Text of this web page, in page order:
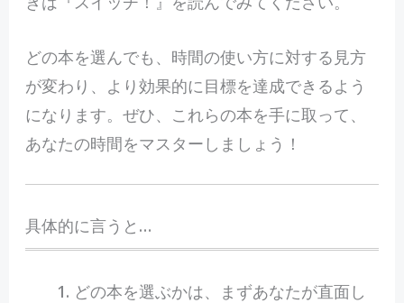
どの本を選んでも、時間の使い方に対する見方
が変わり、より効果的に目標を達成できるよう
になります。ぜひ、これらの本を手に取って、
あなたの時間をマスターしましょう！
具体的に言うと…
どの本を選ぶかは、まずあなたが直面し